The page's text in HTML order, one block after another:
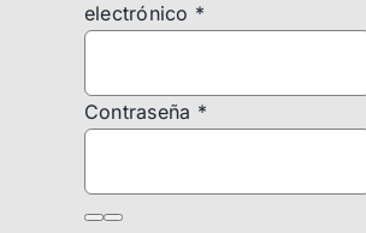
electrónico *
Contraseña *